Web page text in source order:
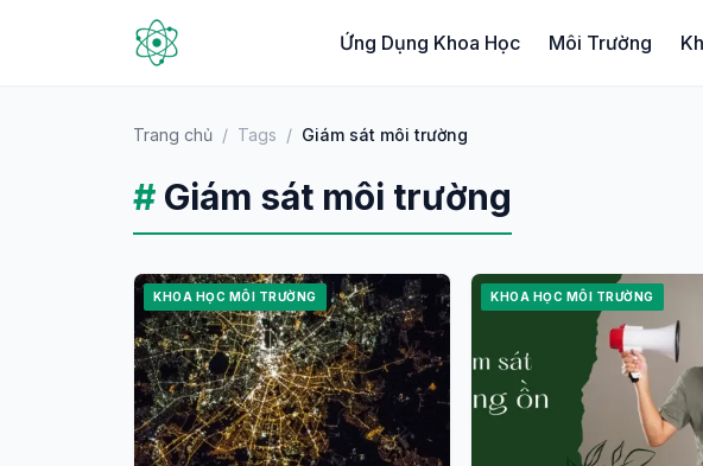
Ứng Dụng Khoa Học Môi Trường
Trang chủ / Tags / Giám sát môi trường
# Giám sát môi trường
KHOA HỌC MÔI TRƯỜNG KHOA HỌC MÔI TRƯỜNG